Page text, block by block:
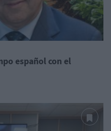
español con el